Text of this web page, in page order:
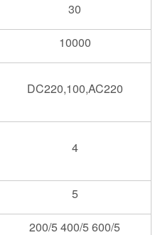
30
10000
DC220,100,AC220
4
5
200/5 400/5 600/5